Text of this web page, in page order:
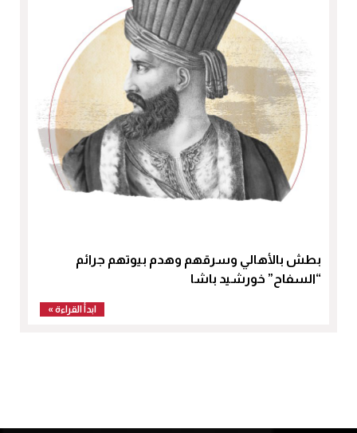
بطش بالأهالي وسرقهم وهدم بيوتهم جرائم
“السفاح” خورشيد باشا
ابدأ القراءة »